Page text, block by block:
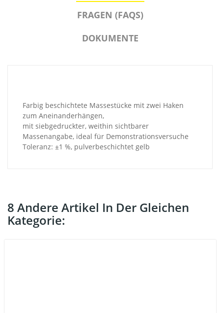
FRAGEN (FAQS)
DOKUMENTE
Farbig beschichtete Massestücke mit zwei Haken
zum Aneinanderhängen,
mit siebgedruckter, weithin sichtbarer
Massenangabe, ideal für Demonstrationsversuche
Toleranz: ±1 %, pulverbeschichtet gelb
8 Andere Artikel In Der Gleichen
Kategorie: